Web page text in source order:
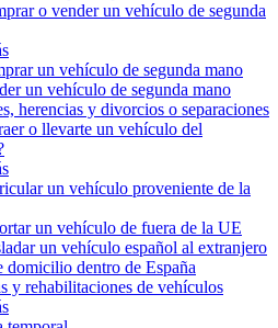
o vender un vehículo de segunda
un vehículo de segunda mano
un vehículo de segunda mano
herencias y divorcios o separaciones
o llevarte un vehículo del
un vehículo proveniente de la
un vehículo de fuera de la UE
un vehículo español al extranjero
domicilio dentro de España
y rehabilitaciones de vehículos